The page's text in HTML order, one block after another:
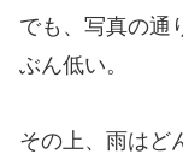
でも、写真の通
ぶん低い。
その上、雨はど